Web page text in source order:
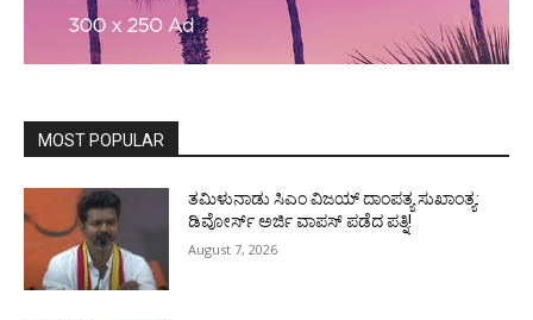
MOST POPULAR
ತಮಿಳುನಾಡು ಸಿಎಂ ವಿಜಯ್‌ ದಾಂಪತ್ಯ ಸುಖಾಂತ್ಯ:
ಡಿವೋರ್ಸ್‌ ಅರ್ಜಿ ವಾಪಸ್‌ ಪಡೆದ ಪತ್ನಿ!
August 7, 2026